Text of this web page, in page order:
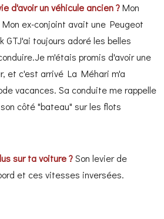
d'avoir un véhicule ancien ?Mon
Mon ex-conjoint avait une Peugeot
GTJ'ai toujours adoré les belles
m'étais promis d'avoir une
et c'est arrivé La Méhari m'a
vacances. Sa conduite me rappelle
côté "bateau" sur les flots
sur ta voiture ?Son levier de
et ces vitesses inversées.